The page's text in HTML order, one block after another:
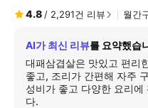
4.8 / 2,291건 리뷰 월간
AI가 최신 리뷰를 요약했습
대패삼겹살은 맛있고 편리
좋고, 조리가 간편해 자주
성비가 좋고 다양한 요리
다.